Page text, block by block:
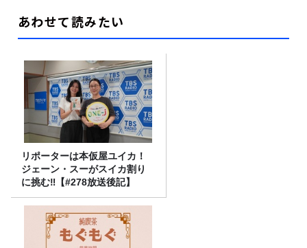
あわせて読みたい
リポーターは本仮屋ユイカ！
ジェーン・スーがスイカ割り
に挑む‼【#278放送後記】